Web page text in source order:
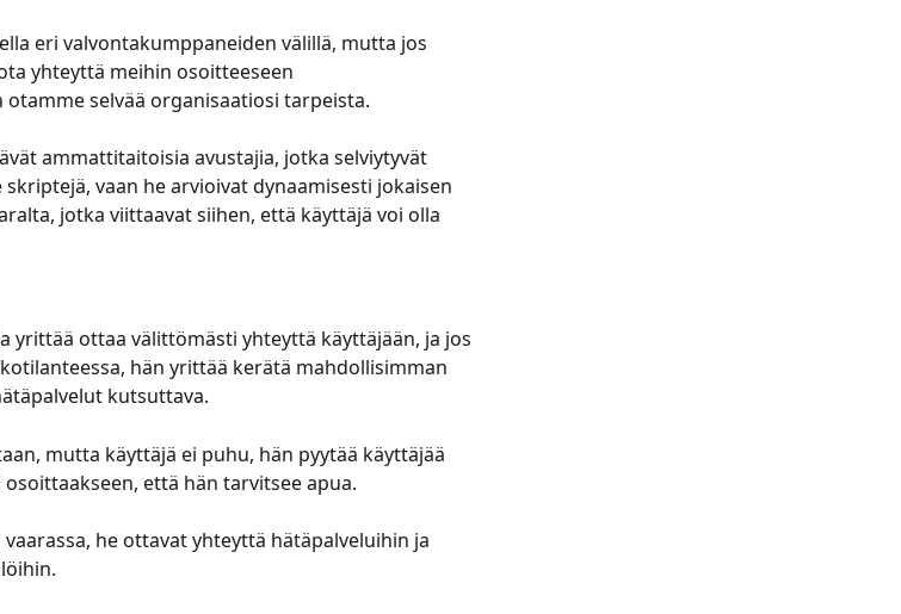
eri valvontakumppaneiden välillä, mutta jos
yhteyttä meihin osoitteeseen
otamme selvää organisaatiosi tarpeista.
ammattitaitoisia avustajia, jotka selviytyvät
vaan he arvioivat dynaamisesti jokaisen
jotka viittaavat siihen, että käyttäjä voi olla
yrittää ottaa välittömästi yhteyttä käyttäjään, ja jos
hän yrittää kerätä mahdollisimman
kutsuttava.
mutta käyttäjä ei puhu, hän pyytää käyttäjää
että hän tarvitsee apua.
he ottavat yhteyttä hätäpalveluihin ja